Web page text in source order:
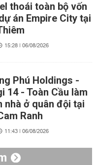
thoái toàn bộ vốn
án Empire City tại
15:28 | 06/08/2026
Phú Holdings -
14 - Toàn Cầu làm
nhà ở quân đội tại
Ranh
11:43 | 06/08/2026